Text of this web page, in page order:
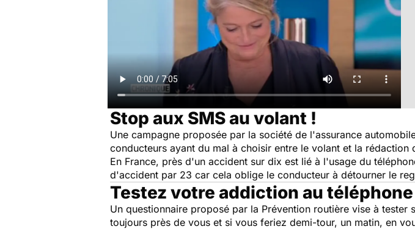
Stop aux SMS au volant !
Une campagne proposée par la société de l'assurance
conducteurs ayant du mal à choisir entre le volant et la rédaction
En France, près d'un accident sur dix est lié à l'usage du
d'accident par 23 car cela oblige le conducteur à détourner le
Testez votre addiction au téléphone
Un questionnaire proposé par la Prévention routière vise à
toujours près de vous et si vous feriez demi-tour, un matin, en